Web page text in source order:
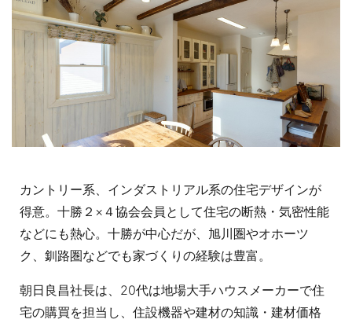
カントリー系、インダストリアル系の住宅デザインが
得意。十勝２×４協会会員として住宅の断熱・気密性能
などにも熱心。十勝が中心だが、旭川圏やオホーツ
ク、釧路圏などでも家づくりの経験は豊富。
朝日良昌社長は、20代は地場大手ハウスメーカーで住
宅の購買を担当し、住設機器や建材の知識・建材価格